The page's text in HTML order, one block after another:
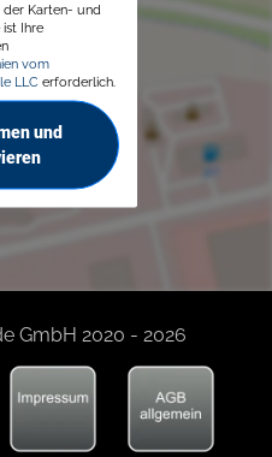
der Karten- und
ist Ihre
vom
LLC erforderlich.
und
GmbH 2020 - 2026